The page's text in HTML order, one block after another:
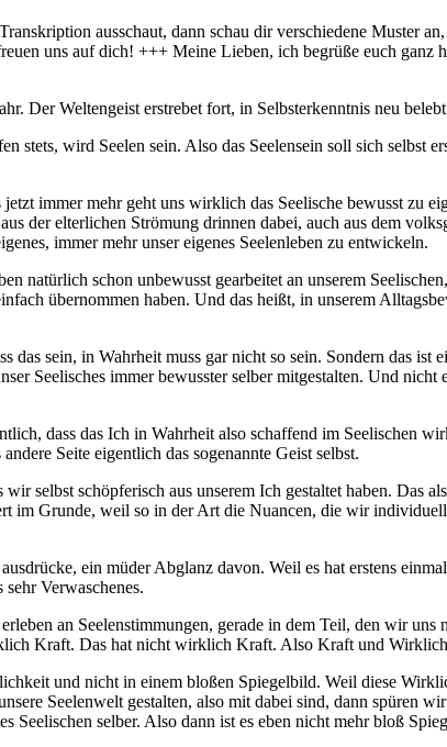
ausschaut, dann schau dir verschiedene Muster
uns auf dich! +++ Meine Lieben, ich begrüße euch
Der Weltengeist erstrebet fort, in Selbsterkenntnis neu
stets, wird Seelen sein. Also das Seelensein soll sich selbst
immer mehr geht uns wirklich das Seelische bewusst zu
der elterlichen Strömung drinnen dabei, auch aus dem
immer mehr unser eigenes Seelenleben zu entwickeln.
natürlich schon unbewusst gearbeitet an unserem
übernommen haben. Und das heißt, in unserem
das sein, in Wahrheit muss gar nicht so sein. Sondern das
Seelisches immer bewusster selber mitgestalten. Und
dass das Ich in Wahrheit also schaffend im Seelischen
Seite eigentlich das sogenannte Geist selbst.
selbst schöpferisch aus unserem Ich gestaltet haben. Das
im Grunde, weil so in der Art die Nuancen, die wir
ein müder Abglanz davon. Weil es hat erstens
Verwaschenes.
an Seelenstimmungen, gerade in dem Teil, den wir
Kraft. Das hat nicht wirklich Kraft. Also Kraft und
und nicht in einem bloßen Spiegelbild. Weil diese
Seelenwelt gestalten, also mit dabei sind, dann spüren
selber. Also dann ist es eben nicht mehr bloß